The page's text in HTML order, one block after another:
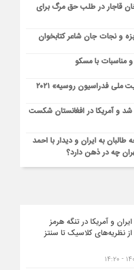
قاجار در طلب حق مرگ برای
و نجات جان شاعر کتابخوان
مناسبات با مسکو
فدراسیون روسیه» ۲۰۲۱
و آمریکا در افغانستان شکست
به ایران و دیدار با احمد
چه در ذهن دارد؟
و آمریکا در تنگه هرمز
۱۴۰۵)؛ از نظریه‌های کلاسیک تا سنتز